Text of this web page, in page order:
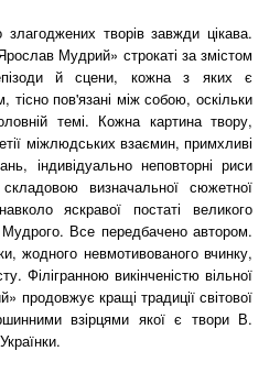
творів завжди цікава.
Мудрий» строкаті за змістом
епізоди й сцени, кожна з яких є
пов'язані між собою, оскільки
темі. Кожна картина твору,
міжлюдських взаємин, примхливі
індивідуально неповторні риси
визначальної сюжетної
яскравої постаті великого
Мудрого. Все передбачено автором.
жодного невмотивованого вчинку,
Філігранною викінченістю вільної
продовжує кращі традиції світової
взірцями якої є твори В.